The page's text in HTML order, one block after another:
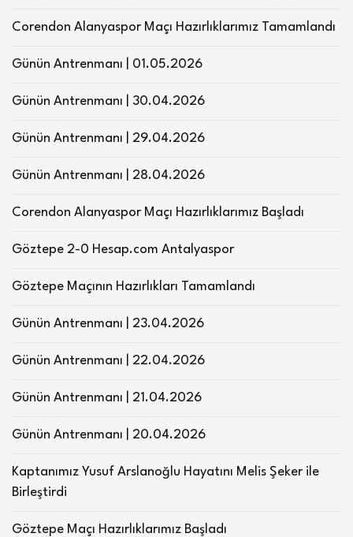
Corendon Alanyaspor Maçı Hazırlıklarımız Tamamlandı
Günün Antrenmanı | 01.05.2026
Günün Antrenmanı | 30.04.2026
Günün Antrenmanı | 29.04.2026
Günün Antrenmanı | 28.04.2026
Corendon Alanyaspor Maçı Hazırlıklarımız Başladı
Göztepe 2-0 Hesap.com Antalyaspor
Göztepe Maçının Hazırlıkları Tamamlandı
Günün Antrenmanı | 23.04.2026
Günün Antrenmanı | 22.04.2026
Günün Antrenmanı | 21.04.2026
Günün Antrenmanı | 20.04.2026
Kaptanımız Yusuf Arslanoğlu Hayatını Melis Şeker ile
Birleştirdi
Göztepe Maçı Hazırlıklarımız Başladı